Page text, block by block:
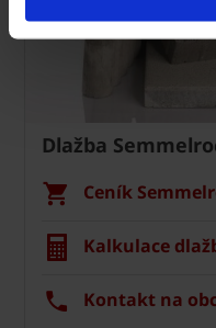
Dlažba
Ceník
Kalkulace
Kontakt na